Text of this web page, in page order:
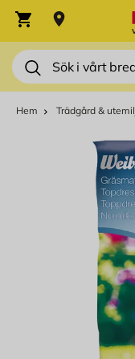
Sök
Varukorg
Hem Trädgård &